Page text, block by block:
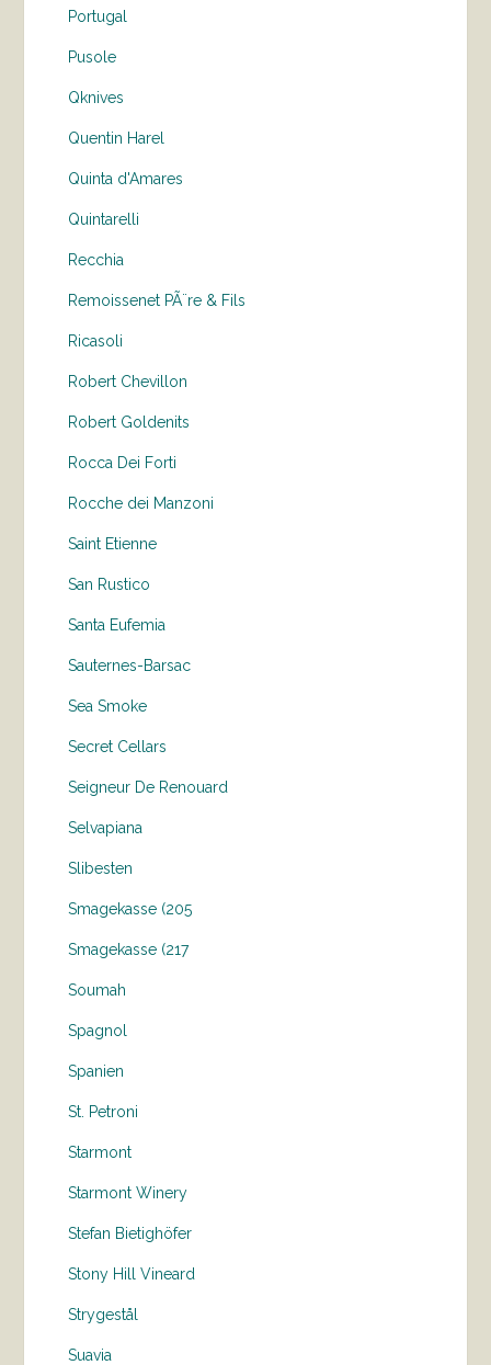
Portugal
Pusole
Qknives
Quentin Harel
Quinta d'Amares
Quintarelli
Recchia
Remoissenet PÃ¨re & Fils
Ricasoli
Robert Chevillon
Robert Goldenits
Rocca Dei Forti
Rocche dei Manzoni
Saint Etienne
San Rustico
Santa Eufemia
Sauternes-Barsac
Sea Smoke
Secret Cellars
Seigneur De Renouard
Selvapiana
Slibesten
Smagekasse (205
Smagekasse (217
Soumah
Spagnol
Spanien
St. Petroni
Starmont
Starmont Winery
Stefan Bietighöfer
Stony Hill Vineard
Strygestål
Suavia